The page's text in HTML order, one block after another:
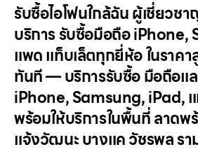
รับซื้อไอโฟนใกล้ฉัน ผู้เชี่ยวช
บริการ รับซื้อมือถือ iPhone,
แพด แท็บเล็ตทุกยี่ห้อ ในราค
ทันที — บริการรับซื้อ มือถือแ
iPhone, Samsung, iPad,
พร้อมให้บริการในพื้นที่ ลาดพ
แจ้งวัฒนะ บางแค วัชรพล รา